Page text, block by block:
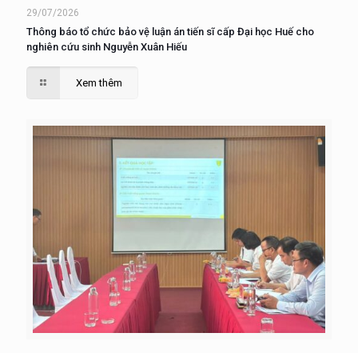
29/07/2026
Thông báo tổ chức bảo vệ luận án tiến sĩ cấp Đại học Huế cho
nghiên cứu sinh Nguyễn Xuân Hiếu
Xem thêm